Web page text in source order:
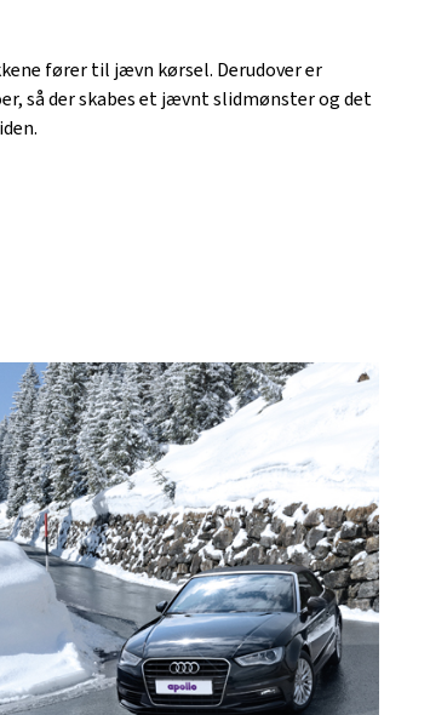
fører til jævn kørsel. Derudover er
så der skabes et jævnt slidmønster og det